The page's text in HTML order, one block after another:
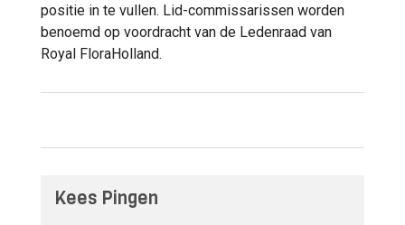
positie in te vullen. Lid-commissarissen worden
benoemd op voordracht van de Ledenraad van
Royal FloraHolland.
Kees Pingen